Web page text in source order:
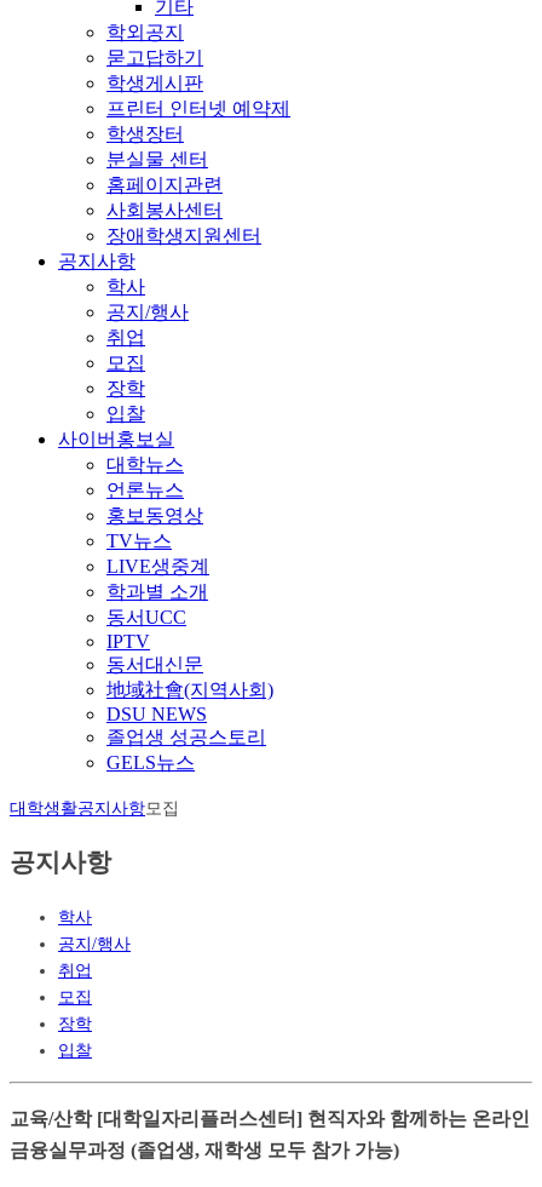
기타
학외공지
묻고답하기
학생게시판
프린터 인터넷 예약제
학생장터
분실물 센터
홈페이지관련
사회봉사센터
장애학생지원센터
공지사항
학사
공지/행사
취업
모집
장학
입찰
사이버홍보실
대학뉴스
언론뉴스
홍보동영상
TV뉴스
LIVE생중계
학과별 소개
동서UCC
IPTV
동서대신문
地域社會(지역사회)
DSU NEWS
졸업생 성공스토리
GELS뉴스
대학생활공지사항모집
공지사항
학사
공지/행사
취업
모집
장학
입찰
교육/산학 [대학일자리플러스센터] 현직자와 함께하는 온라인
금융실무과정 (졸업생, 재학생 모두 참가 가능)